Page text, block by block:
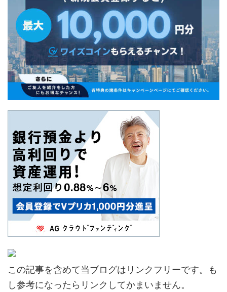
この記事を含めて当ブログはリンクフリーです。も
し参考になったらリンクしてかまいません。